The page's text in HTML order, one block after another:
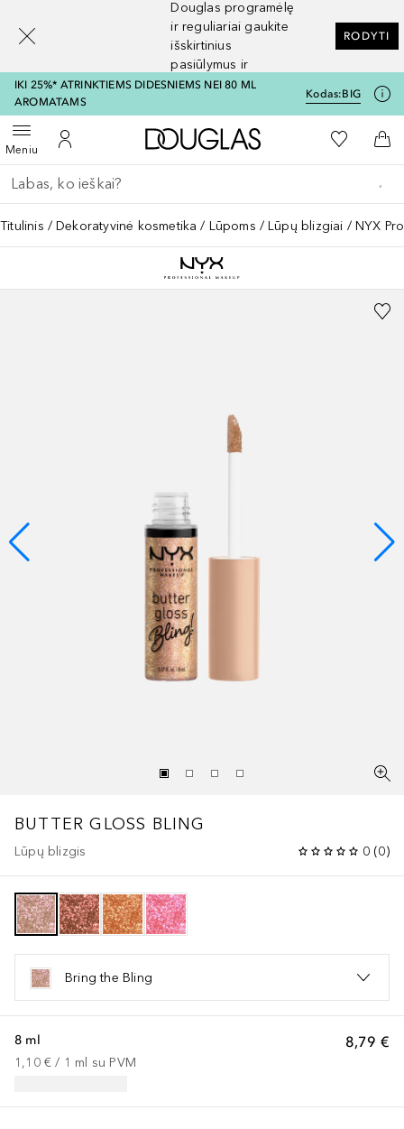
Douglas programėlę
ir reguliariai gaukite
išskirtinius
pasiūlymus ir
nuolaidas
RODYTI
IKI 25%* ATRINKTIEMS DIDESNIEMS NEI 80 ML
AROMATAMS
Kodas:BIG
MeniuAtidaryti meniuĮ mano paskyrą
Į Douglas pagrindinį
Į mano
Į
Grįžk atgal
Vykdykite paiešką
Titulinis Dekoratyvinė kosmetika Lūpoms Lūpų blizgiai NYX
BUTTER GLOSS BLING
Lūpų blizgis 0 (0)
Bring the Bling
8,79 €
8 ml
1,10 € / 1 ml su PVM
[navigation.slideout.screenreader]